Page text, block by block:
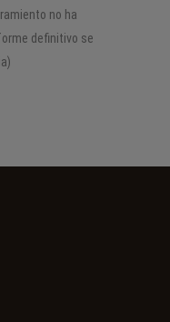
no ha
definitivo se